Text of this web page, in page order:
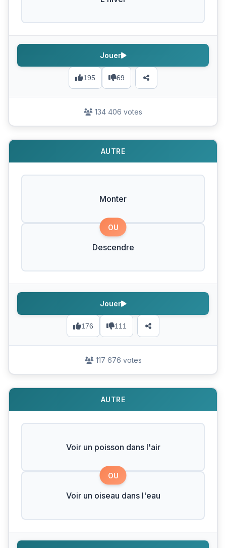
195 69
Jouer
134 406 votes
AUTRE
Monter
OU
Descendre
176 111
Jouer
117 676 votes
AUTRE
Voir un poisson dans l'air
OU
Voir un oiseau dans l'eau